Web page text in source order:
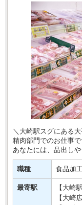
＼大崎駅スグにある
精肉部門でのお仕事で
あなたには、品出し
簡単なお肉の加工な
接客要素もほとんど
モクモク・コツコツ
職種 食品加工
最寄駅
【大崎
【大崎